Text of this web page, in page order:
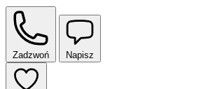
Zadzwoń Napisz